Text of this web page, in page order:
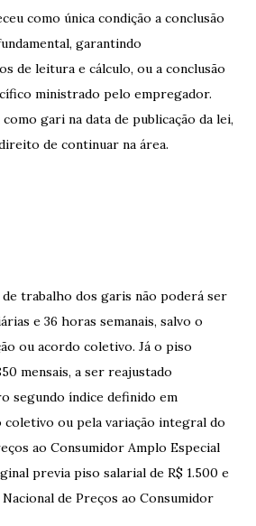
como única condição a conclusão
garantindo
de leitura e cálculo, ou a conclusão
ministrado pelo empregador.
gari na data de publicação da lei,
de continuar na área.
de trabalho dos garis não poderá ser
e 36 horas semanais, salvo o
ou acordo coletivo. Já o piso
mensais, a ser reajustado
segundo índice definido em
coletivo ou pela variação integral do
ao Consumidor Amplo Especial
previa piso salarial de R$ 1.500 e
de Preços ao Consumidor